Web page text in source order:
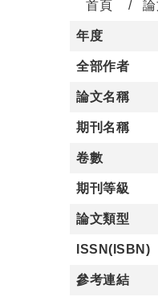
首頁
年度
全部作者
論文名稱
期刊名稱
卷數
期刊等級
論文類型
ISSN(ISBN)
參考連結